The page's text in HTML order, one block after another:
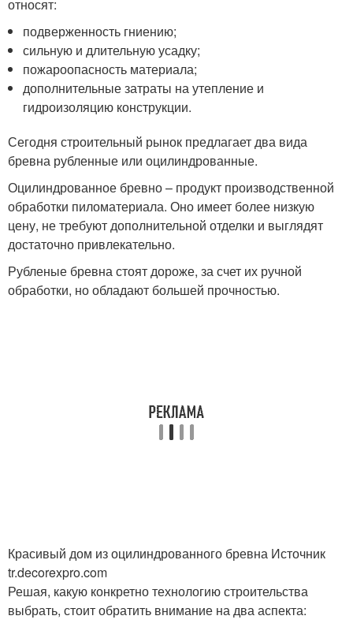
относят:
подверженность гниению;
сильную и длительную усадку;
пожароопасность материала;
дополнительные затраты на утепление и
гидроизоляцию конструкции.
Сегодня строительный рынок предлагает два вида
бревна рубленные или оцилиндрованные.
Оцилиндрованное бревно – продукт производственной
обработки пиломатериала. Оно имеет более низкую
цену, не требуют дополнительной отделки и выглядят
достаточно привлекательно.
Рубленые бревна стоят дороже, за счет их ручной
обработки, но обладают большей прочностью.
Красивый дом из оцилиндрованного бревна Источник
tr.decorexpro.com
Решая, какую конкретно технологию строительства
выбрать, стоит обратить внимание на два аспекта: